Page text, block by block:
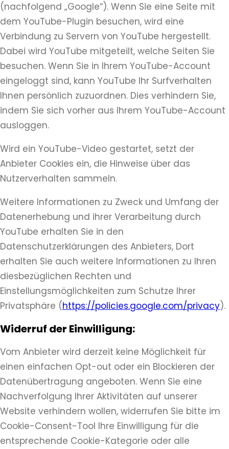
(nachfolgend „Google“). Wenn Sie eine Seite mit
dem YouTube-Plugin besuchen, wird eine
Verbindung zu Servern von YouTube hergestellt.
Dabei wird YouTube mitgeteilt, welche Seiten Sie
besuchen. Wenn Sie in Ihrem YouTube-Account
eingeloggt sind, kann YouTube Ihr Surfverhalten
Ihnen persönlich zuzuordnen. Dies verhindern Sie,
indem Sie sich vorher aus Ihrem YouTube-Account
ausloggen.
Wird ein YouTube-Video gestartet, setzt der
Anbieter Cookies ein, die Hinweise über das
Nutzerverhalten sammeln.
Weitere Informationen zu Zweck und Umfang der
Datenerhebung und ihrer Verarbeitung durch
YouTube erhalten Sie in den
Datenschutzerklärungen des Anbieters, Dort
erhalten Sie auch weitere Informationen zu Ihren
diesbezüglichen Rechten und
Einstellungsmöglichkeiten zum Schutze Ihrer
Privatsphäre (https://policies.google.com/privacy).
Widerruf der Einwilligung:
Vom Anbieter wird derzeit keine Möglichkeit für
einen einfachen Opt-out oder ein Blockieren der
Datenübertragung angeboten. Wenn Sie eine
Nachverfolgung Ihrer Aktivitäten auf unserer
Website verhindern wollen, widerrufen Sie bitte im
Cookie-Consent-Tool Ihre Einwilligung für die
entsprechende Cookie-Kategorie oder alle